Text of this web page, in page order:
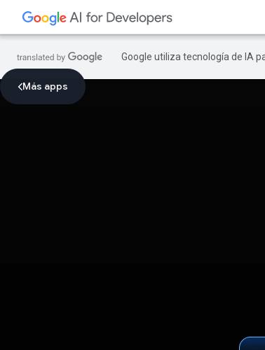
Google utiliza tecnología de IA
Más apps